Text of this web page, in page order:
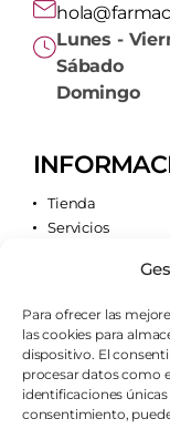
Para ofrecer las
las cookies para
dispositivo. El
procesar datos como
identificaciones
consentimiento,
Lunes -
Sábado
Domingo
Tienda
Servicios
Quiénes somos
AVISOS
Aviso legal
Política de